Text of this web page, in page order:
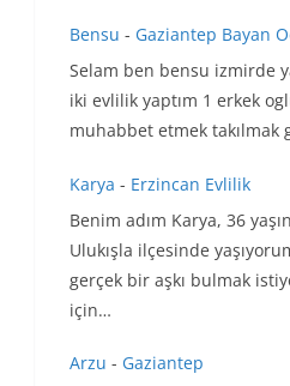
Bensu - Gaziantep Bayan
Selam ben bensu izmirde
iki evlilik yaptım 1 erkek
muhabbet etmek takılmak
Karya - Erzincan Evlilik
Benim adım Karya, 36
Ulukışla ilçesinde
gerçek bir aşkı bulmak
için…
Arzu - Gaziantep